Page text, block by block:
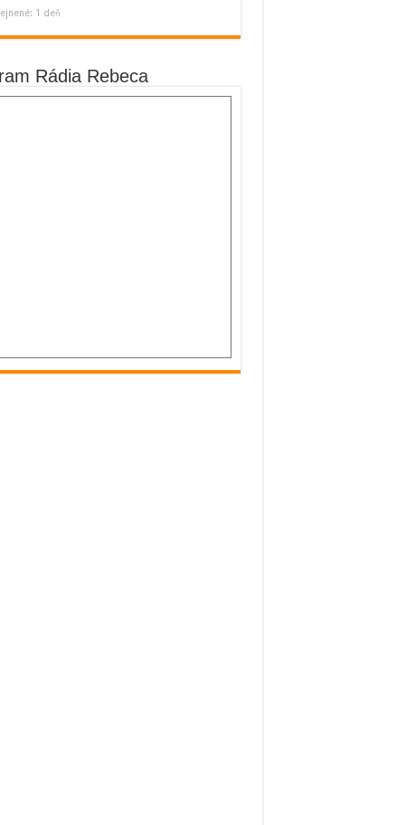
1 deň
Rádia Rebeca